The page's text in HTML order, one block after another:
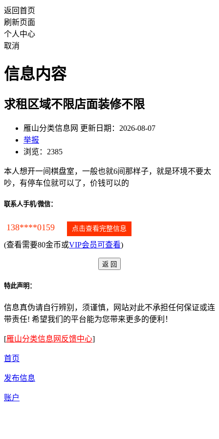
返回首页
刷新页面
个人中心
取消
信息内容
求租区域不限店面装修不限
雁山分类信息网 更新日期：2026-08-07
举报
浏览：2385
本人想开一间棋盘室，一般也就6间那样子，就是环境不要太
吵，有停车位就可以了，价钱可以的
联系人手机/微信：
138****0159 点击查看完整信息
(查看需要80金币或VIP会员可查看)
特此声明：
信息真伪请自行辨别，须谨慎，网站对此不承担任何保证或连
带责任! 希望我们的平台能为您带来更多的便利！
[雁山分类信息网反馈中心]
首页
发布信息
账户